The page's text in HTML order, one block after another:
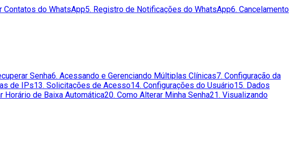
Contatos do WhatsApp5. Registro de Notificações do WhatsApp6. Cancelamento
Senha6. Acessando e Gerenciando Múltiplas Clínicas7. Configuração da
de IPs13. Solicitações de Acesso14. Configurações do Usuário15. Dados
Horário de Baixa Automática20. Como Alterar Minha Senha21. Visualizando